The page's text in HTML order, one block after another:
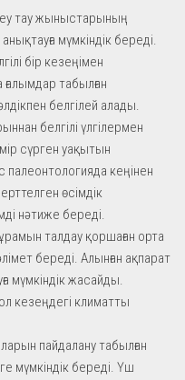
тау жыныстарының
мүмкіндік береді.
бір кезеңімен
табылған
белгілей алады.
белгілі үлгілермен
сүрген уақытын
палеонтологияда кеңінен
өсімдік
нәтиже береді.
талдау қоршаған орта
береді. Алынған ақпарат
мүмкіндік жасайды.
кезеңдегі климатты
пайдалану табылған
мүмкіндік береді. Үш